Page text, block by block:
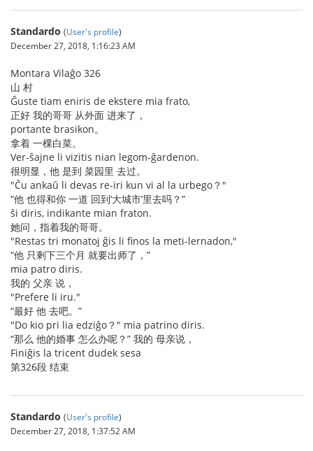
Standardo (User's profile)
December 27, 2018, 1:16:23 AM
Montara Vilaĝo 326
山 村
Ĝuste tiam eniris de ekstere mia frato,
正好 我的哥哥 从外面 进来了，
portante brasikon。
拿着 一棵白菜。
Ver-ŝajne li vizitis nian legom-ĝardenon.
很明显，他 是到 菜园里 去过。
"Ĉu ankaŭ li devas re-iri kun vi al la urbego？"
“他 也得和你 一道 回到‘大城市’里去吗？”
ŝi diris, indikante mian fraton.
她问，指着我的哥哥。
"Restas tri monatoj ĝis li finos la meti-lernadon,"
“他 只剩下三个月 就要出师了，”
mia patro diris.
我的 父亲 说，
"Prefere li iru."
“最好 他 去吧。”
"Do kio pri lia edziĝo？" mia patrino diris.
“那么 他的婚事 怎么办呢？” 我的 母亲说，
Finiĝis la tricent dudek sesa
第326段 结束
Standardo (User's profile)
December 27, 2018, 1:37:52 AM